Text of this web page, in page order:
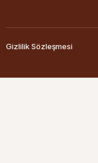
Gizlilik Sözleşmesi